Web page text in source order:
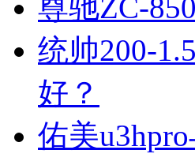
尊驰ZC-
统帅200-
好？
佑美